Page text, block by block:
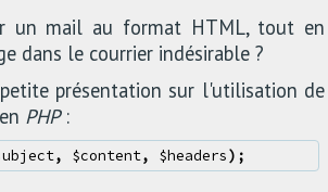
un mail au format HTML, tout en
dans le courrier indésirable ?
petite présentation sur l'utilisation de
PHP:
, $content, $headers);